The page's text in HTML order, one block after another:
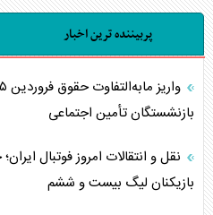
پربیننده ترین اخبار
بازنشستگان تأمین اجتماعی
نقل و انتقالات امروز فوتبال
بازیکنان لیگ بیست و ششم